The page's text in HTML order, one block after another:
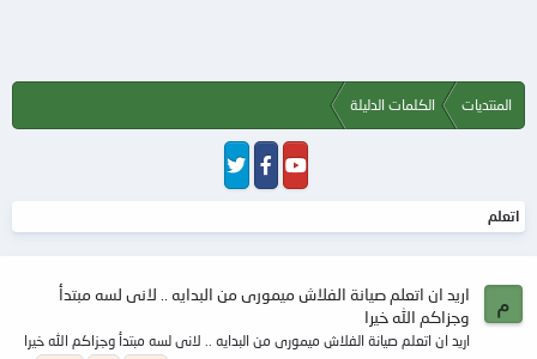
المنتديات الكلمات الدليلة
اتعلم
م
اريد ان اتعلم صيانة الفلاش ميمورى من البدايه .. لانى لسه مبتدأ
وجزاكم الله خيرا
اريد ان اتعلم صيانة الفلاش ميمورى من البدايه .. لانى لسه مبتدأ وجزاكم الله خيرا